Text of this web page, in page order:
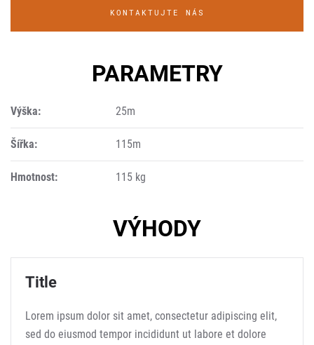
KONTAKTUJTE NÁS
PARAMETRY
Výška: 25m
Šířka: 115m
Hmotnost: 115 kg
VÝHODY
Title
Lorem ipsum dolor sit amet, consectetur adipiscing elit,
sed do eiusmod tempor incididunt ut labore et dolore